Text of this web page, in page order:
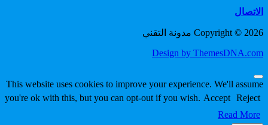
الاتصال
Copyright © 2026 مدونة التقني
Design by ThemesDNA.com
Scroll
to
Top
This website uses cookies to improve your experience. We'll assume
you're ok with this, but you can opt-out if you wish. Accept Reject
Read More